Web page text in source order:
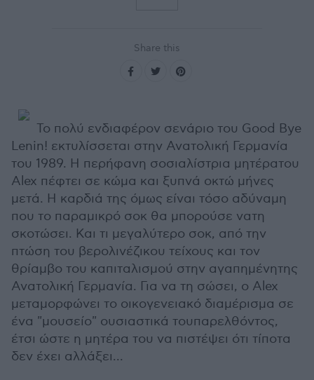
Share this
Το πολύ ενδιαφέρον σενάριο του Good Bye
Lenin! εκτυλίσσεται στην Ανατολική Γερμανία
του 1989. Η περήφανη σοσιαλίστρια μητέρατου
Alex πέφτει σε κώμα και ξυπνά οκτώ μήνες
μετά. Η καρδιά της όμως είναι τόσο αδύναμη
που το παραμικρό σοκ θα μπορούσε νατη
σκοτώσει. Και τι μεγαλύτερο σοκ, από την
πτώση του βερολινέζικου τείχους και τον
θρίαμβο του καπιταλισμού στην αγαπημένητης
Ανατολική Γερμανία. Για να τη σώσει, ο Alex
μεταμορφώνει το οικογενειακό διαμέρισμα σε
ένα "μουσείο" ουσιαστικά τουπαρελθόντος,
έτσι ώστε η μητέρα του να πιστέψει ότι τίποτα
δεν έχει αλλάξει...